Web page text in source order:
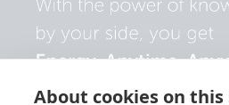
About cookies on this